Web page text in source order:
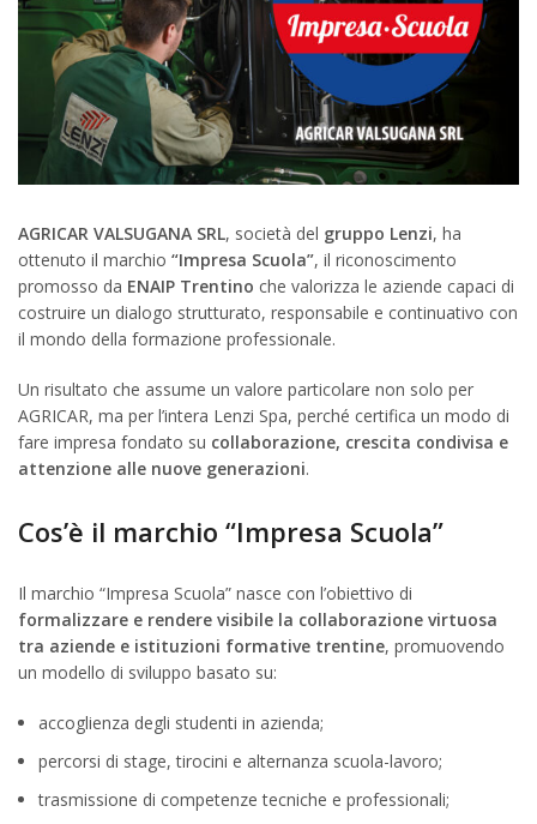
AGRICAR VALSUGANA SRL, società del gruppo Lenzi, ha
ottenuto il marchio “Impresa Scuola”, il riconoscimento
promosso da ENAIP Trentino che valorizza le aziende capaci di
costruire un dialogo strutturato, responsabile e continuativo con
il mondo della formazione professionale.
Un risultato che assume un valore particolare non solo per
AGRICAR, ma per l’intera Lenzi Spa, perché certifica un modo di
fare impresa fondato su collaborazione, crescita condivisa e
attenzione alle nuove generazioni.
Cos’è il marchio “Impresa Scuola”
Il marchio “Impresa Scuola” nasce con l’obiettivo di
formalizzare e rendere visibile la collaborazione virtuosa
tra aziende e istituzioni formative trentine, promuovendo
un modello di sviluppo basato su:
accoglienza degli studenti in azienda;
percorsi di stage, tirocini e alternanza scuola-lavoro;
trasmissione di competenze tecniche e professionali;